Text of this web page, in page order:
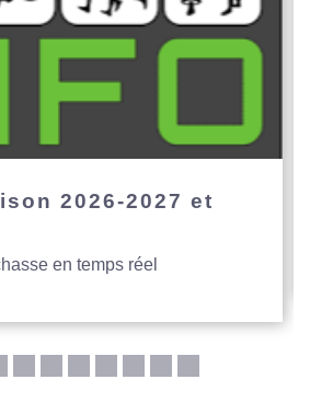
2026-2027 et
en temps réel